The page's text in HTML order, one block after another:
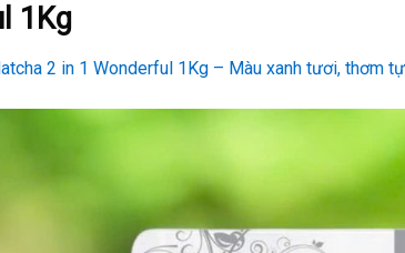
1Kg
2 in 1 Wonderful 1Kg – Màu xanh tươi, thơm